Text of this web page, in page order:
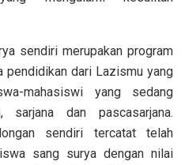
sendiri merupakan program
pendidikan dari Lazismu yang
mahasiswi yang sedang
sarjana dan pascasarjana.
sendiri tercatat telah
sang surya dengan nilai